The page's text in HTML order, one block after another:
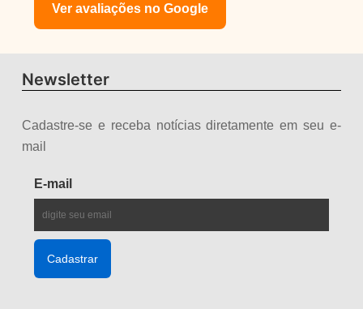
Ver avaliações no Google
Newsletter
Cadastre-se e receba notícias diretamente em seu e-
mail
E-mail